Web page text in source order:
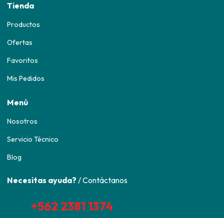
Tienda
Productos
Ofertas
Favoritos
Mis Pedidos
Menú
Nosotros
Servicio Técnico
Blog
Necesitas ayuda? / Contáctanos
+562 2381 1374